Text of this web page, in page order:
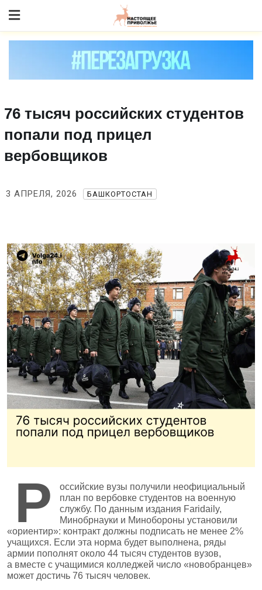
to content
76 тысяч российских студентов
попали под прицел
вербовщиков
3 АПРЕЛЯ, 2026 БАШКОРТОСТАН
Р
оссийские вузы получили неофициальный
план по вербовке студентов на военную
службу. По данным издания Faridaily,
Минобрнауки и Минобороны установили
«ориентир»: контракт должны подписать не менее 2%
учащихся. Если эта норма будет выполнена, ряды
армии пополнят около 44 тысяч студентов вузов,
а вместе с учащимися колледжей число «новобранцев»
может достичь 76 тысяч человек.